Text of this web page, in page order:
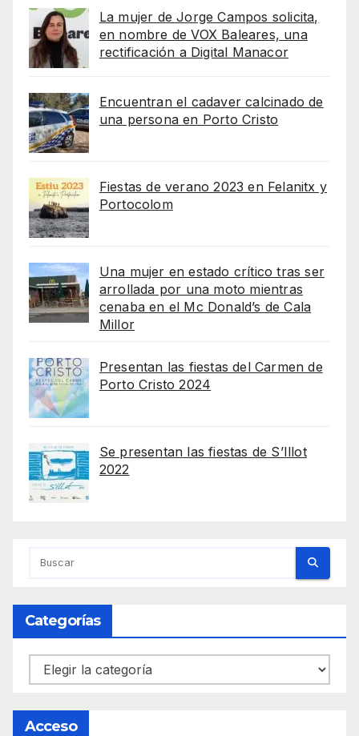
La mujer de Jorge Campos solicita,
en nombre de VOX Baleares, una
rectificación a Digital Manacor
Encuentran el cadaver calcinado de
una persona en Porto Cristo
Fiestas de verano 2023 en Felanitx y
Portocolom
Una mujer en estado crítico tras ser
arrollada por una moto mientras
cenaba en el Mc Donald’s de Cala
Millor
Presentan las fiestas del Carmen de
Porto Cristo 2024
Se presentan las fiestas de S’Illot
2022
Categorías
Categorías
Acceso